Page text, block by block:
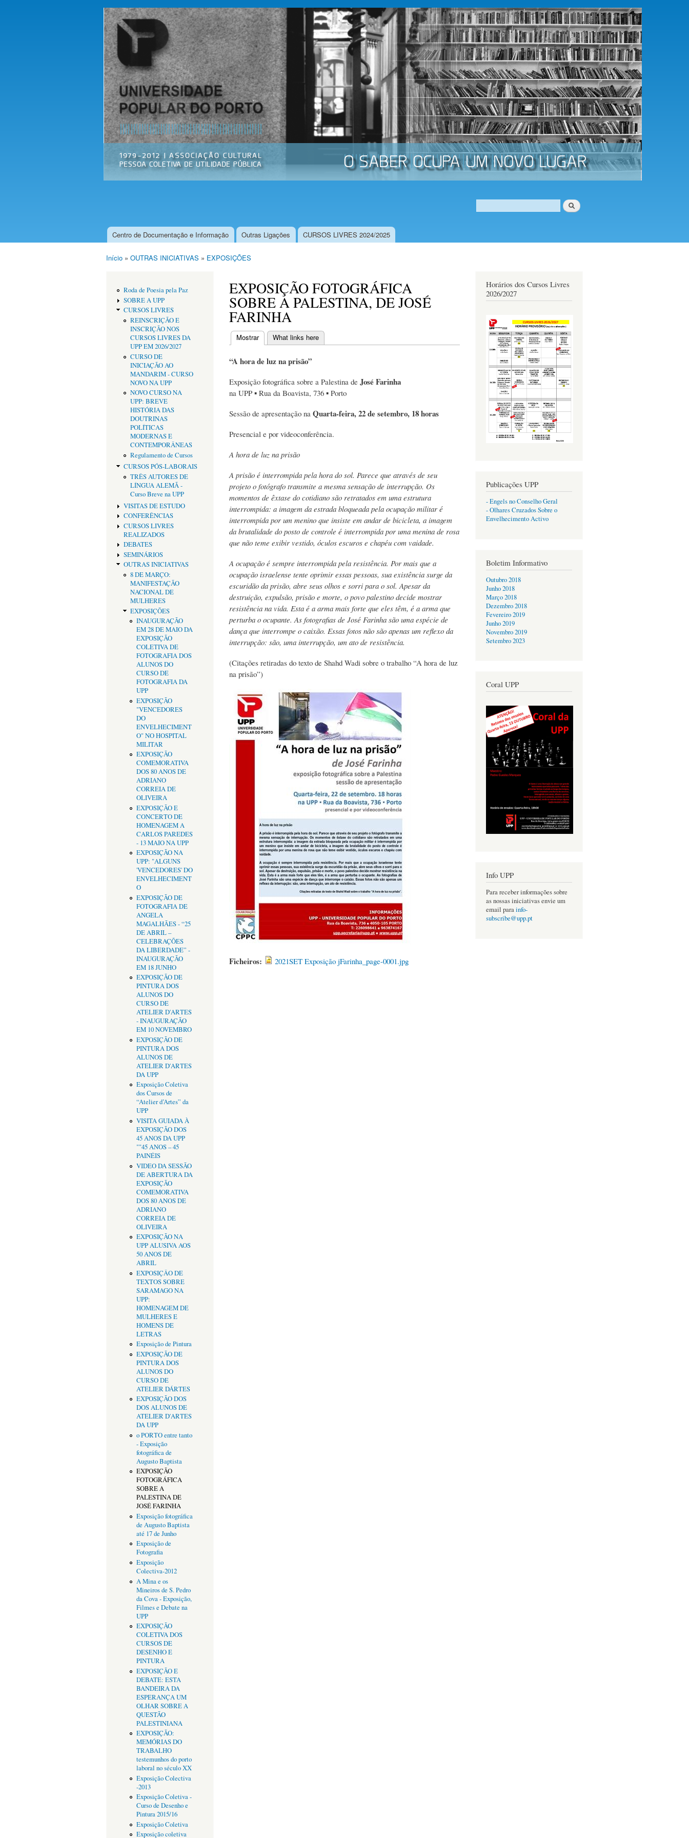
Passar
para o
conteúdo
principal
Universidade
Popular do
Porto
Associação
Cultural
Formulário de procura
Procurar
Menu principal
Centro de Documentação e Informação Outras Ligações CURSOS LIVRES 2024/2025
Início » OUTRAS INICIATIVAS » EXPOSIÇÕES
Roda de Poesia pela Paz
SOBRE A UPP
CURSOS LIVRES
REINSCRIÇÃO E
INSCRIÇÃO NOS
CURSOS LIVRES DA
UPP EM 2026/2027
CURSO DE
INICIAÇÃO AO
MANDARIM - CURSO
NOVO NA UPP
NOVO CURSO NA
UPP: BREVE
HISTÓRIA DAS
DOUTRINAS
POLÍTICAS
MODERNAS E
CONTEMPORÂNEAS
Regulamento de Cursos
CURSOS PÓS-LABORAIS
TRÊS AUTORES DE
LÍNGUA ALEMÃ -
Curso Breve na UPP
VISITAS DE ESTUDO
CONFERÊNCIAS
CURSOS LIVRES
REALIZADOS
DEBATES
SEMINÁRIOS
OUTRAS INICIATIVAS
8 DE MARÇO:
MANIFESTAÇÃO
NACIONAL DE
MULHERES
EXPOSIÇÕES
INAUGURAÇÃO
EM 28 DE MAIO DA
EXPOSIÇÃO
COLETIVA DE
FOTOGRAFIA DOS
ALUNOS DO
CURSO DE
FOTOGRAFIA DA
UPP
EXPOSIÇÃO
"VENCEDORES
DO
ENVELHECIMENT
O" NO HOSPITAL
MILITAR
EXPOSIÇÃO
COMEMORATIVA
DOS 80 ANOS DE
ADRIANO
CORREIA DE
OLIVEIRA
EXPOSIÇÃO E
CONCERTO DE
HOMENAGEM A
CARLOS PAREDES
- 13 MAIO NA UPP
EXPOSIÇÃO NA
UPP: "ALGUNS
'VENCEDORES' DO
ENVELHECIMENT
O
EXPOSIÇÃO DE
FOTOGRAFIA DE
ANGELA
MAGALHÃES - “25
DE ABRIL –
CELEBRAÇÕES
DA LIBERDADE” -
INAUGURAÇÃO
EM 18 JUNHO
EXPOSIÇÃO DE
PINTURA DOS
ALUNOS DO
CURSO DE
ATELIER D'ARTES
- INAUGURAÇÃO
EM 10 NOVEMBRO
EXPOSIÇÃO DE
PINTURA DOS
ALUNOS DE
ATELIER D'ARTES
DA UPP
Exposição Coletiva
dos Cursos de
“Atelier d’Artes” da
UPP
VISITA GUIADA À
EXPOSIÇÃO DOS
45 ANOS DA UPP
""45 ANOS – 45
PAINÉIS
VIDEO DA SESSÃO
DE ABERTURA DA
EXPOSIÇÃO
COMEMORATIVA
DOS 80 ANOS DE
ADRIANO
CORREIA DE
OLIVEIRA
EXPOSIÇÃO NA
UPP ALUSIVA AOS
50 ANOS DE
ABRIL
EXPOSIÇÂO DE
TEXTOS SOBRE
SARAMAGO NA
UPP:
HOMENAGEM DE
MULHERES E
HOMENS DE
LETRAS
Exposição de Pintura
EXPOSIÇÃO DE
PINTURA DOS
ALUNOS DO
CURSO DE
ATELIER DÁRTES
EXPOSIÇÃO DOS
DOS ALUNOS DE
ATELIER D'ARTES
DA UPP
o PORTO entre tanto
- Exposição
fotográfica de
Augusto Baptista
EXPOSIÇÃO
FOTOGRÁFICA
SOBRE A
PALESTINA DE
JOSÉ FARINHA
Exposição fotográfica
de Augusto Baptista
até 17 de Junho
Exposição de
Fotografia
Exposição
Colectiva-2012
A Mina e os
Mineiros de S. Pedro
da Cova - Exposição,
Filmes e Debate na
UPP
EXPOSIÇÃO
COLETIVA DOS
CURSOS DE
DESENHO E
PINTURA
EXPOSIÇÃO E
DEBATE: ESTA
BANDEIRA DA
ESPERANÇA UM
OLHAR SOBRE A
QUESTÃO
PALESTINIANA
EXPOSIÇÃO:
MEMÓRIAS DO
TRABALHO
testemunhos do porto
laboral no século XX
Exposição Colectiva
-2013
Exposição Coletiva -
Curso de Desenho e
Pintura 2015/16
Exposição Coletiva
Exposição coletiva
EXPOSIÇÃO FOTOGRÁFICA
SOBRE A PALESTINA, DE JOSÉ
FARINHA
Separadores primários
Mostrar(separador ativo)
What links here
“A hora de luz na prisão”
Exposição fotográfica sobre a Palestina de José Farinha
na UPP ▪ Rua da Boavista, 736 ▪ Porto
Sessão de apresentação na Quarta-feira, 22 de setembro, 18 horas
Presencial e por videoconferência.
A hora de luz na prisão
A prisão é interrompida pela hora do sol. Parece que através de seu
projeto o fotógrafo transmite a mesma sensação de interrupção. Os
momentos de êxtase do cotidiano são retratados em uma estrutura
interrompida: a imagem da estrada bloqueada pela ocupação militar é
interrompida por um menino que insiste em andar de bicicleta, a imagem
da brutalidade do posto de controle é interrompida por uma menina de rosa
que não teme exibir vestido, óculos escuros e chapéu com vaidade.
A ocupação é sempre interrompida pela resistência. Por mais que a
ocupação israelense tente oprimir essas pessoas, sua existência surge da
escuridão da prisão, abre seus olhos e sorri para o sol. Apesar da
destruição, expulsão, prisão e morte, o povo palestino decide mostrar
resistência na vida. Esta é a arma mais forte que eles têm, é a arma que
perturba o ocupante. As fotografias de José Farinha são uma espécie de
dança que interrompe o caixão. Essas fotos não são apenas um reflexo da
interrupção: são, uma interrupção, um ato de resistência.
(Citações retiradas do texto de Shahd Wadi sobre o trabalho “A hora de luz
na prisão”)
Ficheiros: 2021SET Exposição jFarinha_page-0001.jpg
Horários dos Cursos Livres
2026/2027
Publicações UPP
- Engels no Conselho Geral
- Olhares Cruzados Sobre o
Envelhecimento Activo
Boletim Informativo
Outubro 2018
Junho 2018
Março 2018
Dezembro 2018
Fevereiro 2019
Junho 2019
Novembro 2019
Setembro 2023
Coral UPP
Info UPP
Para receber informações sobre
as nossas iniciativas envie um
email parainfo-
subscribe@upp.pt